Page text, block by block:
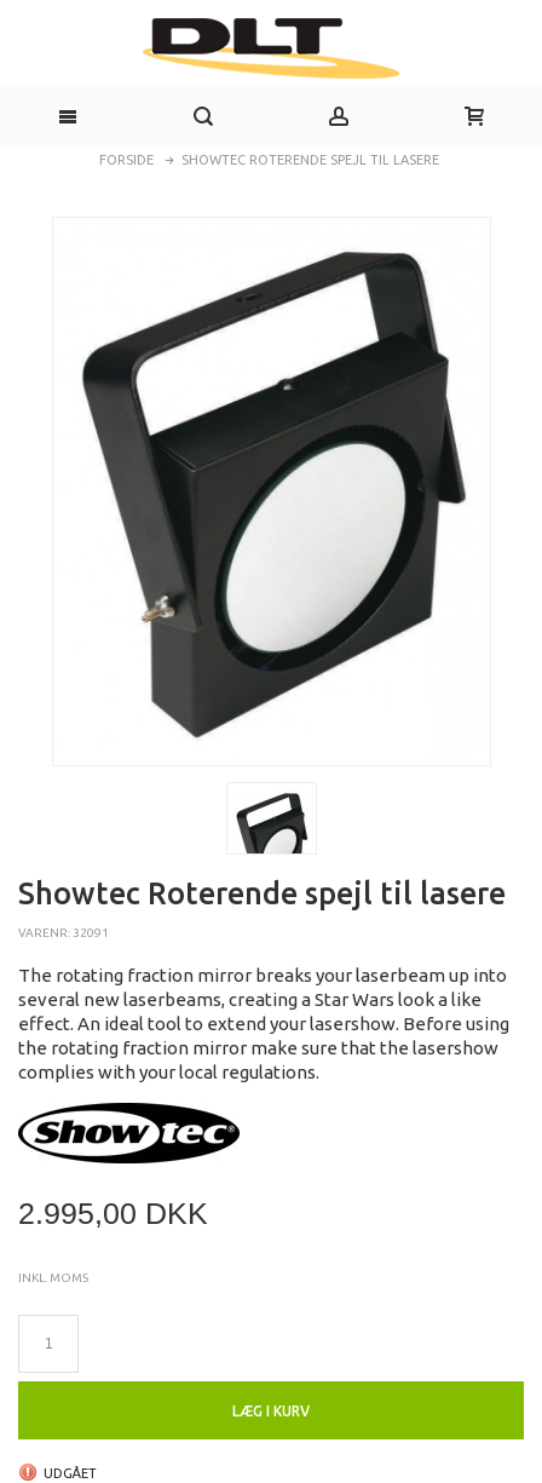
FORSIDE SHOWTEC ROTERENDE SPEJL TIL LASERE
Showtec Roterende spejl til lasere
VARENR: 32091
The rotating fraction mirror breaks your laserbeam up into
several new laserbeams, creating a Star Wars look a like
effect. An ideal tool to extend your lasershow. Before using
the rotating fraction mirror make sure that the lasershow
complies with your local regulations.
2.995,00 DKK
INKL. MOMS
LÆG I KURV
UDGÅET